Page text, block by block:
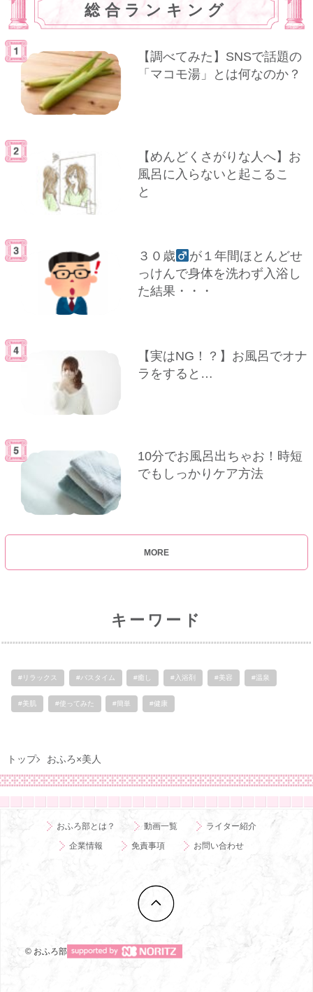
総合ランキング
【調べてみた】SNSで話題の
「マコモ湯」とは何なのか？
【めんどくさがりな人へ】お
風呂に入らないと起こるこ
と
３０歳
が１年間ほとんどせ
っけんで身体を洗わず入浴し
た結果・・・
【実はNG！？】お風呂でオナ
ラをすると…
10分でお風呂出ちゃお！時短
でもしっかりケア方法
MORE
キーワード
#リラックス #バスタイム #癒し #入浴剤 #美容 #温泉
#美肌 #使ってみた #簡単 #健康
トップ おふろ×美人
© おふろ部
おふろ部とは？ 動画一覧
ライター紹介
企業情報
免責事項 お問い合わせ